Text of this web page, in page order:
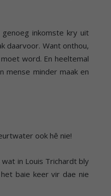
inkomste kry uit
daarvoor. Want onthou,
word. En heeltemal
mense minder maak en
ook hê nie!
wat in Louis Trichardt bly
baie keer vir dae nie